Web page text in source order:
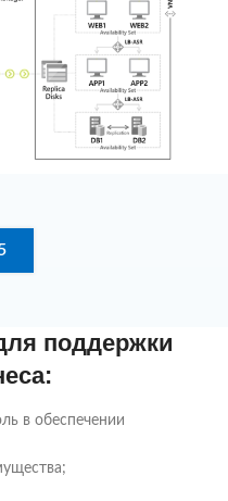
поддержки
в обеспечении